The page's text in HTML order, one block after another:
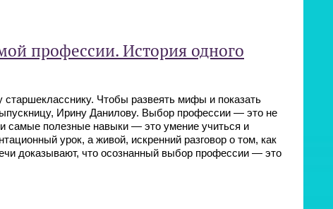
профессии. История одного
Чтобы развеять мифы и показать
Ирину Данилову. Выбор профессии — это не
самые полезные навыки — это умение учиться и
урок, а живой, искренний разговор о том, как
доказывают, что осознанный выбор профессии — это